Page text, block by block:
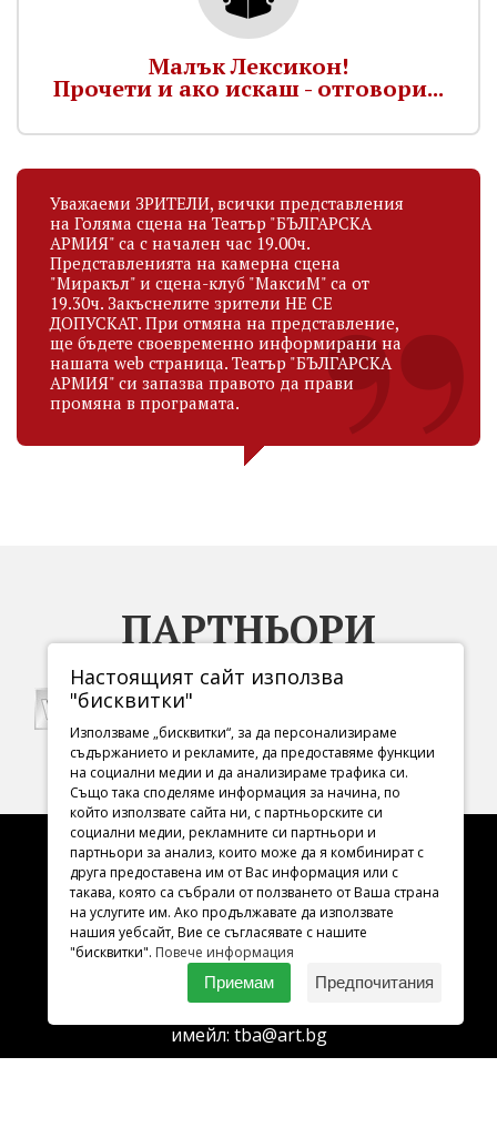
Малък Лексикон!
Прочети и ако искаш - отговори...
Уважаеми ЗРИТЕЛИ, всички представления
на Голяма сцена на Театър "БЪЛГАРСКА
АРМИЯ" са с начален час 19.00ч.
Представленията на камерна сцена
"Миракъл" и сцена-клуб "МаксиМ" са от
19.30ч. Закъснелите зрители НЕ СЕ
ДОПУСКАТ. При отмяна на представление,
ще бъдете своевременно информирани на
нашата web страница. Театър "БЪЛГАРСКА
АРМИЯ" си запазва правото да прави
промяна в програмата.
ПАРТНЬОРИ
Адрес
София 1000
ул. Раковски 98
Тел.:02 987 29 56
имейл: tba@art.bg
Настоящият сайт използва
"бисквитки"
Използваме „бисквитки“, за да персонализираме
съдържанието и рекламите, да предоставяме функции
на социални медии и да анализираме трафика си.
Също така споделяме информация за начина, по
който използвате сайта ни, с партньорските си
социални медии, рекламните си партньори и
партньори за анализ, които може да я комбинират с
друга предоставена им от Вас информация или с
такава, която са събрали от ползването от Ваша страна
на услугите им. Ако продължавате да използвате
нашия уебсайт, Вие се съгласявате с нашите
"бисквитки". Повече информация
Приемам
Предпочитания